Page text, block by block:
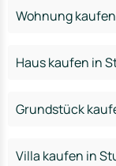
Wohnung
Haus kaufen in
Grundstück
Villa kaufen in